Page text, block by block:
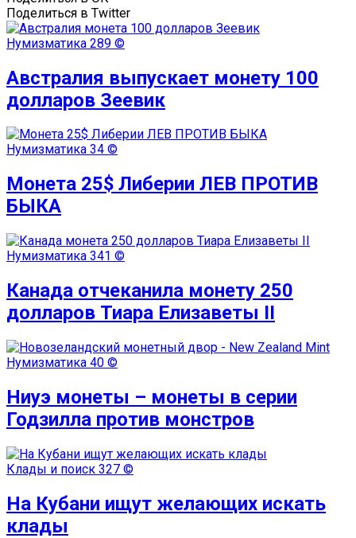
Поделиться в Twitter
Нумизматика 289 ©
Австралия выпускает монету 100
долларов Зеевик
Нумизматика 34 ©
Монета 25$ Либерии ЛЕВ ПРОТИВ
БЫКА
Нумизматика 341 ©
Канада отчеканила монету 250
долларов Тиара Елизаветы II
Нумизматика 40 ©
Ниуэ монеты – монеты в серии
Годзилла против монстров
Клады и поиск 327 ©
На Кубани ищут желающих искать
клады